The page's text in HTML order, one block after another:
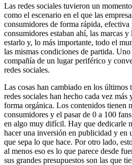
Las redes sociales tuvieron un
como el escenario en el que las
consumidores de forma rápida,
consumidores estaban ahí, las marcas
estarlo y, lo más importante, todo el
las mismas condiciones de partida.
compañía de un lugar periférico y
redes sociales.
Las cosas han cambiado en los últimos
redes sociales han hecho cada vez
forma orgánica. Los contenidos tienen
consumidores y el pasar de 0 a 100
en algo muy difícil. Hay que dedicarle
hacer una inversión en publicidad y en
que sepa lo que hace. Por otro lado,
al menos eso es lo que parece desde
sus grandes presupuestos son las que